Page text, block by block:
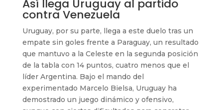
Así llega Uruguay al partido
contra Venezuela
Uruguay, por su parte, llega a este duelo tras un
empate sin goles frente a Paraguay, un resultado
que mantuvo a la Celeste en la segunda posición
de la tabla con 14 puntos, cuatro menos que el
líder Argentina. Bajo el mando del
experimentado Marcelo Bielsa, Uruguay ha
demostrado un juego dinámico y ofensivo,